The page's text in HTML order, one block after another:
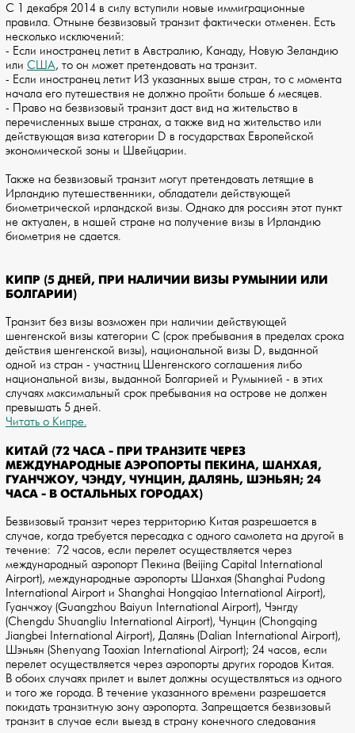
С 1 декабря 2014 в силу вступили новые иммиграционные
правила. Отныне безвизовый транзит фактически отменен. Есть
несколько исключений:
- Если иностранец летит в Австралию, Канаду, Новую Зеландию
или США, то он может претендовать на транзит.
- Если иностранец летит ИЗ указанных выше стран, то с момента
начала его путешествия не должно пройти больше 6 месяцев.
- Право на безвизовый транзит даст вид на жительство в
перечисленных выше странах, а также вид на жительство или
действующая виза категории D в государствах Европейской
экономической зоны и Швейцарии.
Также на безвизовый транзит могут претендовать летящие в
Ирландию путешественники, обладатели действующей
биометрической ирландской визы. Однако для россиян этот пункт
не актуален, в нашей стране на получение визы в Ирландию
биометрия не сдается.
КИПР (5 ДНЕЙ, ПРИ НАЛИЧИИ ВИЗЫ РУМЫНИИ ИЛИ
БОЛГАРИИ)
Транзит без визы возможен при наличии действующей
шенгенской визы категории С (срок пребывания в пределах срока
действия шенгенской визы), национальной визы D, выданной
одной из стран - участниц Шенгенского соглашения либо
национальной визы, выданной Болгарией и Румынией - в этих
случаях максимальный срок пребывания на острове не должен
превышать 5 дней.
Читать о Кипре.
КИТАЙ (72 ЧАСА - ПРИ ТРАНЗИТЕ ЧЕРЕЗ
МЕЖДУНАРОДНЫЕ АЭРОПОРТЫ ПЕКИНА, ШАНХАЯ,
ГУАНЧЖОУ, ЧЭНДУ, ЧУНЦИН, ДАЛЯНЬ, ШЭНЬЯН; 24
ЧАСА - В ОСТАЛЬНЫХ ГОРОДАХ)
Безвизовый транзит через территорию Китая разрешается в
случае, когда требуется пересадка с одного самолета на другой в
течение: 72 часов, если перелет осуществляется через
международный аэропорт Пекина (Beijing Capital International
Airport), международные аэропорты Шанхая (Shanghai Pudong
International Airport и Shanghai Hongqiao International Airport),
Гуанчжоу (Guangzhou Baiyun International Airport), Чэнгду
(Chengdu Shuangliu International Airport), Чунцин (Chongqing
Jiangbei International Airport), Далянь (Dalian International Airport),
Шэньян (Shenyang Taoxian International Airport); 24 часов, если
перелет осуществляется через аэропорты других городов Китая.
В обоих случаях прилет и вылет должны осуществляться из одного
и того же города. В течение указанного времени разрешается
покидать транзитную зону аэропорта. Запрещается безвизовый
транзит в случае если выезд в страну конечного следования